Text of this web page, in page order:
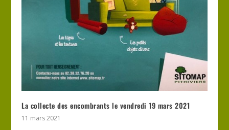
La collecte des encombrants le vendredi 19 mars 2021
11 mars 2021